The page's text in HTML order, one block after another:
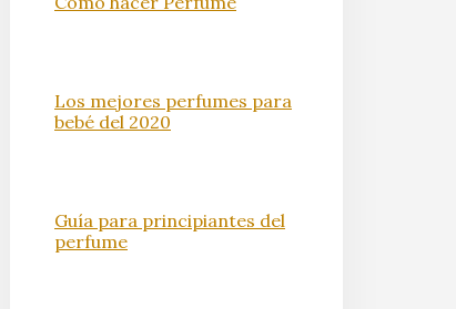
Los mejores perfumes para
bebé del 2020
Guía para principiantes del
perfume